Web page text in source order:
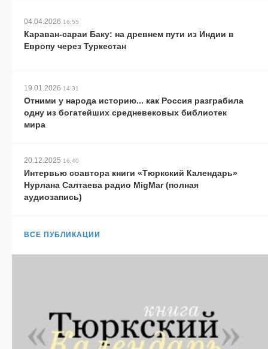
04.04.2026 16:55
Караван-сараи Баку: на древнем пути из Индии в
Европу через Туркестан
19.01.2026 14:31
Отними у народа историю... как Россия разграбила
одну из богатейших средневековых библиотек
мира
20.12.2025 16:40
Интервью соавтора книги «Тюркский Календарь»
Нурлана Салтаева радио MigMar (полная
аудиозапись)
ВСЕ ПУБЛИКАЦИИ